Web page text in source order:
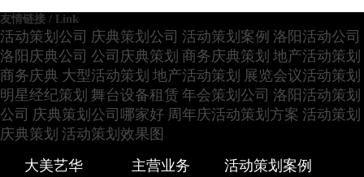
友情链接 / Link
活动策划公司 庆典策划公司 活动策划案例 洛阳活动公司
洛阳庆典公司 公司庆典策划 商务庆典策划 地产活动策划
商务庆典 大型活动策划 地产活动策划 展览会议活动策划
明星经纪策划 舞台设备租赁 年会策划公司 洛阳活动策划
公司 庆典策划公司哪家好 周年庆活动策划方案 活动策划
庆典策划 活动策划效果图
大美艺华
主营业务 活动策划案例